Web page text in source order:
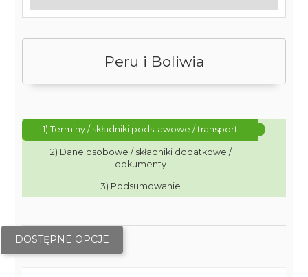
Peru i Boliwia
1) Terminy / składniki podstawowe / transport
2) Dane osobowe / składniki dodatkowe /
dokumenty
3) Podsumowanie
DOSTĘPNE OPCJE